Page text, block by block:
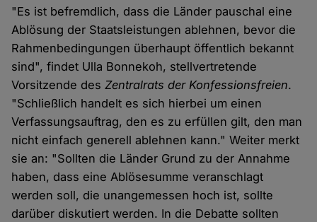
"Es ist befremdlich, dass die Länder pauschal eine
Ablösung der Staatsleistungen ablehnen, bevor die
Rahmenbedingungen überhaupt öffentlich bekannt
sind", findet Ulla Bonnekoh, stellvertretende
Vorsitzende desZentralrats der Konfessionsfreien.
"Schließlich handelt es sich hierbei um einen
Verfassungsauftrag, den es zu erfüllen gilt, den man
nicht einfach generell ablehnen kann." Weiter merkt
sie an: "Sollten die Länder Grund zu der Annahme
haben, dass eine Ablösesumme veranschlagt
werden soll, die unangemessen hoch ist, sollte
darüber diskutiert werden. In die Debatte sollten